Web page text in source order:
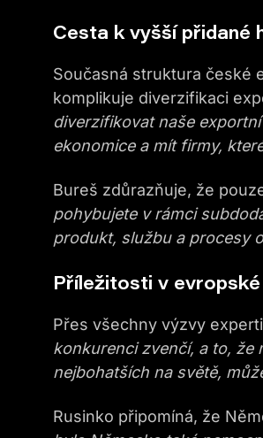
Cesta k vyšší přidané
Současná struktura české
komplikuje diverzifikaci
diverzifikovat naše
ekonomice a mít firmy,
Bureš zdůrazňuje, že
pohybujete v rámci
produkt, službu a procesy
Příležitosti v
Přes všechny výzvy
konkurenci zvenčí, a to, že
nejbohatších na světě,
Rusinko připomíná, že